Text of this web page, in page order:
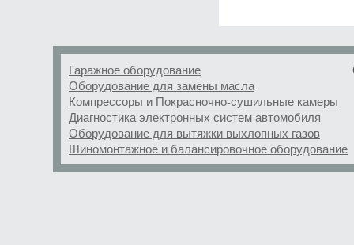
Гаражное оборудование
Оборудование для замены масла
Компрессоры и Покрасночно-сушильные камеры
Диагностика электронных систем автомобиля
Оборудование для вытяжки выхлопных газов
Шиномонтажное и балансировочное оборудование